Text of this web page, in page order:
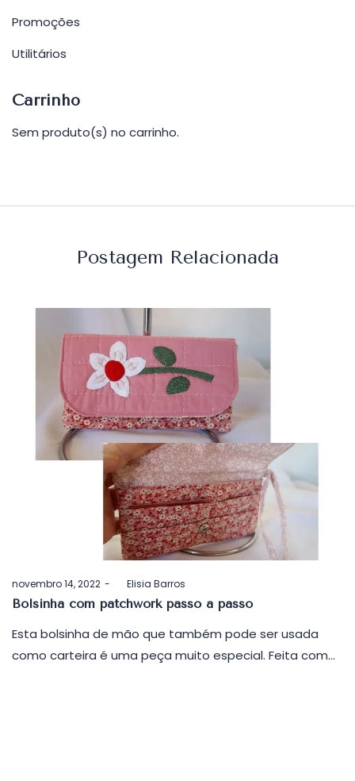
Promoções
Utilitários
Carrinho
Sem produto(s) no carrinho.
Postagem Relacionada
Postado
em
novembro 14, 2022 byElisia Barros
Bolsinha com patchwork passo a passo
Esta bolsinha de mão que também pode ser usada
como carteira é uma peça muito especial. Feita com…